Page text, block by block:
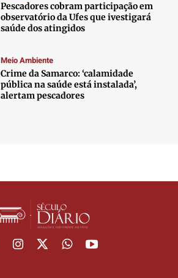
Pescadores cobram participação em
observatório da Ufes que ivestigará
saúde dos atingidos
Meio Ambiente
Crime da Samarco: ‘calamidade
pública na saúde está instalada’,
alertam pescadores